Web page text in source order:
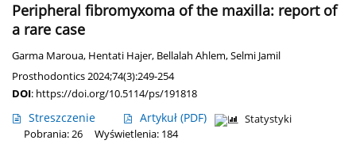
Peripheral fibromyxoma of the maxilla: report of
a rare case
Garma Maroua, Hentati Hajer, Bellalah Ahlem,Selmi Jamil
Prosthodontics 2024;74(3):249-254
DOI: https://doi.org/10.5114/ps/191818
Streszczenie Artykuł (PDF)
Statystyki
Pobrania: 26
Wyświetlenia: 184